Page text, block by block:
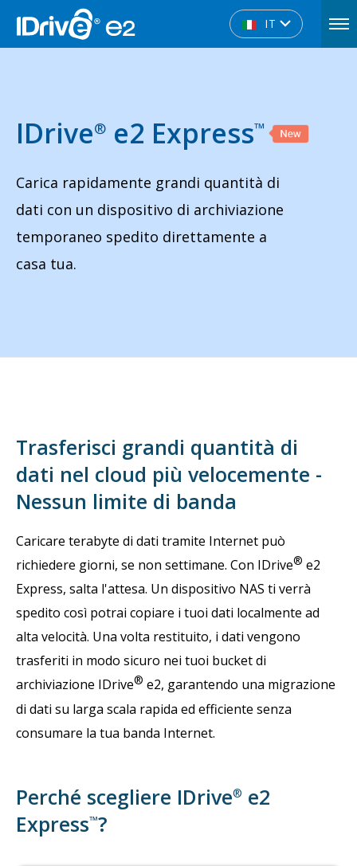
IT
IDrive® e2 Express™
Carica rapidamente grandi quantità di
dati con un dispositivo di archiviazione
temporaneo spedito direttamente a
casa tua.
Trasferisci grandi quantità di
dati nel cloud più velocemente -
Nessun limite di banda
Caricare terabyte di dati tramite Internet può
richiedere giorni, se non settimane. Con IDrive® e2
Express, salta l'attesa. Un dispositivo NAS ti verrà
spedito così potrai copiare i tuoi dati localmente ad
alta velocità. Una volta restituito, i dati vengono
trasferiti in modo sicuro nei tuoi bucket di
archiviazione IDrive® e2, garantendo una migrazione
di dati su larga scala rapida ed efficiente senza
consumare la tua banda Internet.
Perché scegliere IDrive® e2
Express™?